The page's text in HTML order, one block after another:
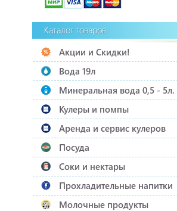
Каталог товаров
Акции и Скидки!
Вода 19л
Минеральная вода 0,5 - 5л.
Кулеры и помпы
Аренда и сервис кулеров
Посуда
Соки и нектары
Прохладительные напитки
Молочные продукты